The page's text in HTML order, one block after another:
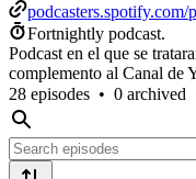
Fortnightly podcast.
Podcast en el que se
complemento al Canal de
28 episodes • 0 archived